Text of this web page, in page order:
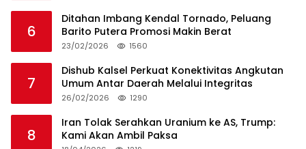
6
Ditahan Imbang Kendal Tornado, Peluang
Barito Putera Promosi Makin Berat
23/02/2026 1560
7
Dishub Kalsel Perkuat Konektivitas Angkutan
Umum Antar Daerah Melalui Integritas
26/02/2026 1290
8
Iran Tolak Serahkan Uranium ke AS, Trump:
Kami Akan Ambil Paksa